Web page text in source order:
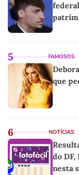
5 FAMOSOS
que
6 NOTÍCIAS
do DF,
nesta